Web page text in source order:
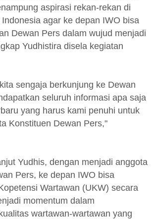
aspirasi rekan-rekan di
agar ke depan IWO bisa
Dewan Pers dalam wujud menjadi
Yudhistira disela kegiatan
sengaja berkunjung ke Dewan
seluruh informasi apa saja
yang harus kami penuhi untuk
Konstituen Dewan Pers,"
Yudhis, dengan menjadi anggota
Pers, ke depan IWO bisa
Wartawan (UKW) secara
momentum dalam
wartawan-wartawan yang